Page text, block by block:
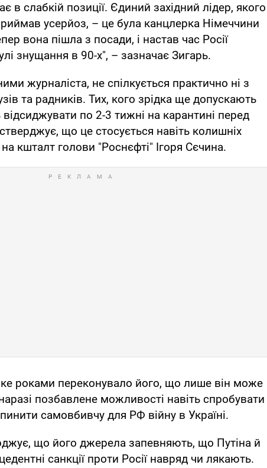
в слабкій позиції. Єдиний західний лідер, якого
усерйоз, – це була канцлерка Німеччини
вона пішла з посади, і настав час Росії
знущання в 90-х", – зазначає Зигарь.
журналіста, не спілкується практично ні з
та радників. Тих, кого зрідка ще допускають
по 2-3 тижні на карантині перед
що це стосується навіть колишніх
кшталт голови "Роснєфті" Ігоря Сєчина.
роками переконувало його, що лише він може
позбавлене можливості навіть спробувати
самовбивчу для РФ війну в Україні.
що його джерела запевняють, що Путіна й
санкції проти Росії навряд чи лякають.